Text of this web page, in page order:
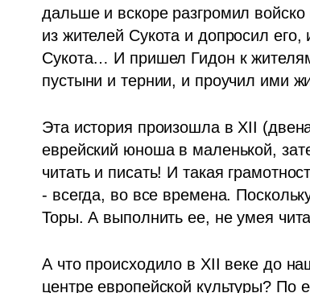
дальше и вскоре разгромил
из жителей Сукота и допросил
Сукота… И пришел Гидон к
пустыни и тернии, и проучил ими
Эта история произошла в XII
еврейский юноша в маленькой,
читать и писать! И такая
- всегда, во все времена.
Торы. А выполнить ее, не умея
А что происходило в XII веке до
центре европейской культуры?